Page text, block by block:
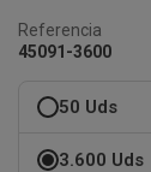
Referencia
45091-3600
50 Uds
3.600 Uds